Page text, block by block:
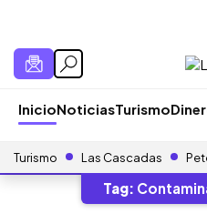
InicioNoticiasTurismo
Turismo Las Cascadas
Tag: